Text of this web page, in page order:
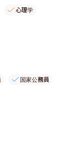
心理学
国家公務員